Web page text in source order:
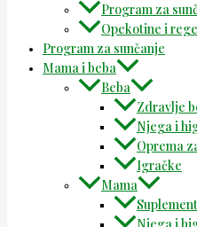
Program za
Opekotine i
Program za sunčanje
Mama i beba
Beba
Zdravlje
Njega i
Oprema
Igračke
Mama